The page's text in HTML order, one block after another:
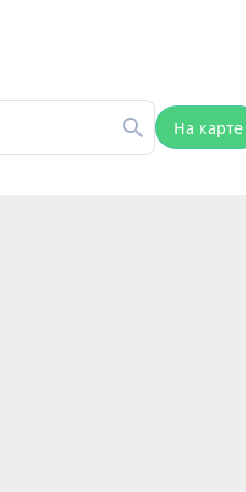
На карте